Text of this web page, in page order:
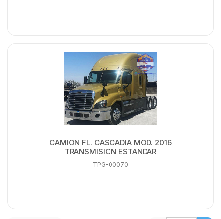
CAMION FL. CASCADIA MOD. 2016
TRANSMISION ESTANDAR
TPG-00070